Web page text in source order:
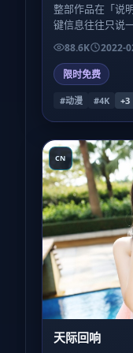
整部作品在「说
键信息往往只说
填。喜欢被喂到
则会上瘾。
88.6K 2022-
限时免费
#动漫 #4K +3
CN
天际回响